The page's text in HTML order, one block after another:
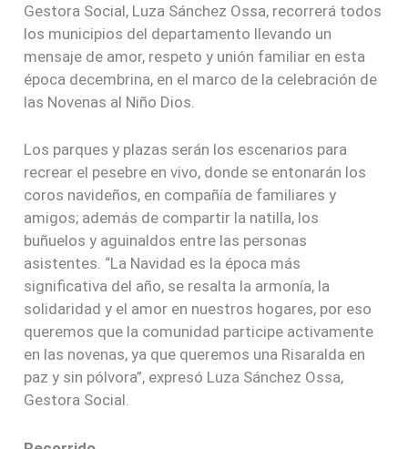
Gestora Social, Luza Sánchez Ossa, recorrerá todos
los municipios del departamento llevando un
mensaje de amor, respeto y unión familiar en esta
época decembrina, en el marco de la celebración de
las Novenas al Niño Dios.
Los parques y plazas serán los escenarios para
recrear el pesebre en vivo, donde se entonarán los
coros navideños, en compañía de familiares y
amigos; además de compartir la natilla, los
buñuelos y aguinaldos entre las personas
asistentes. “La Navidad es la época más
significativa del año, se resalta la armonía, la
solidaridad y el amor en nuestros hogares, por eso
queremos que la comunidad participe activamente
en las novenas, ya que queremos una Risaralda en
paz y sin pólvora”, expresó Luza Sánchez Ossa,
Gestora Social.